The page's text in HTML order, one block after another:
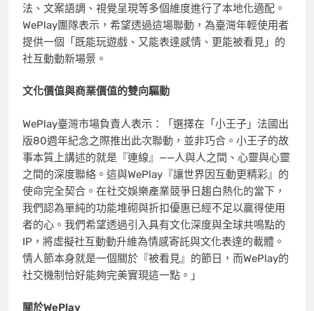
法、文案語調、視覺呈現等多個維度進行了本地化適配。
WePlay團隊表示，希望透過這場聯動，為臺灣年輕使用者
提供一個「既能玩遊戲、又能表達感情、更能被看見」的
社互動動新場景。
文化價值與商業價值的雙向驅動
WePlay臺灣市場負責人表示：「選擇在「小王子」法國出
版80週年紀念之際推出此次聯動，並非巧合。小王子的故
事本質上講述的就是『連線』——人與人之間、心靈與心靈
之間的深度聯絡。這與WePlay『讓世界因互動更精彩』的
使命完全契合。在社交娛樂產業競爭日趨白熱化的當下，
我們認為單純的功能堆砌與折扣優惠已經不足以贏得使用
者的心。我們希望透過引入具有文化深度與全球共鳴點的
IP，將虛擬社互動動升維為情感寄託與文化表達的載體。
情人節本身就是一個關於『被看見』的節日，而WePlay的
社交機制恰好能夠完美實現這一點。」
關於WePlay